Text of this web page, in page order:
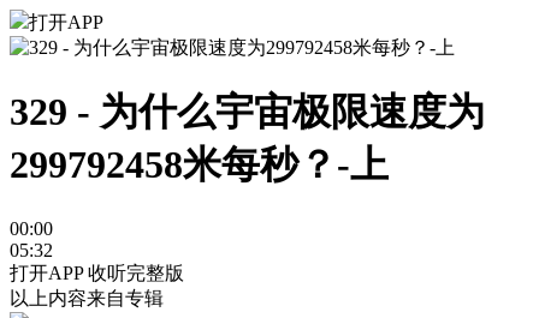
打开APP
329 - 为什么宇宙极限速度为
299792458米每秒？-上
00:00
05:32
打开APP 收听完整版
以上内容来自专辑